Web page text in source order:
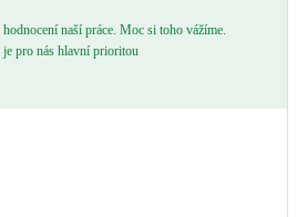
naší práce. Moc si toho vážíme.
pro nás hlavní prioritou